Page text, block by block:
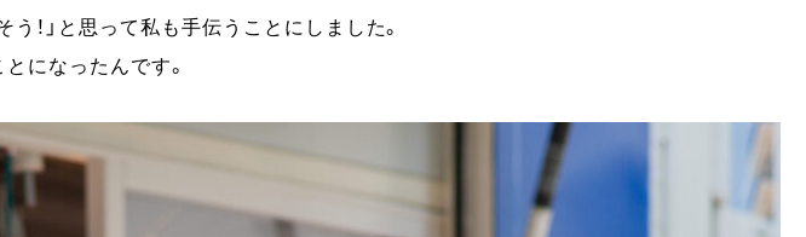
！」と思って私も手伝うことにしました。
になったんです。